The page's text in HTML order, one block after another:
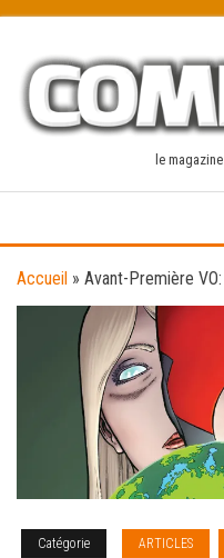
content
le
Accueil » Avant-Première
Catégorie ARTICLES